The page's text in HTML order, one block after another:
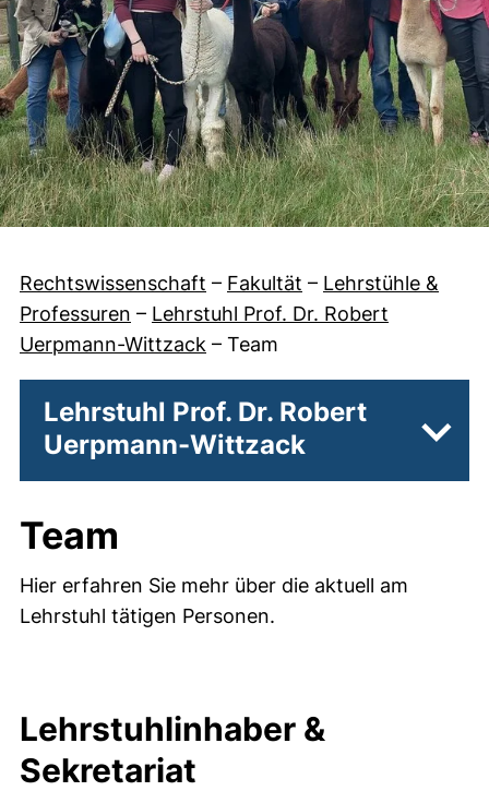
Rechtswissenschaft – Fakultät – Lehrstühle &
Professuren – Lehrstuhl Prof. Dr. Robert
Uerpmann-Wittzack – Team
Lehrstuhl Prof. Dr. Robert
Uerpmann-Wittzack
Team
Hier erfahren Sie mehr über die aktuell am
Lehrstuhl tätigen Personen.
Lehrstuhlinhaber &
Sekretariat